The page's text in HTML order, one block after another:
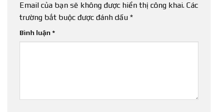
Email của bạn sẽ không được hiển thị công khai. Các
trường bắt buộc được đánh dấu *
Bình luận *